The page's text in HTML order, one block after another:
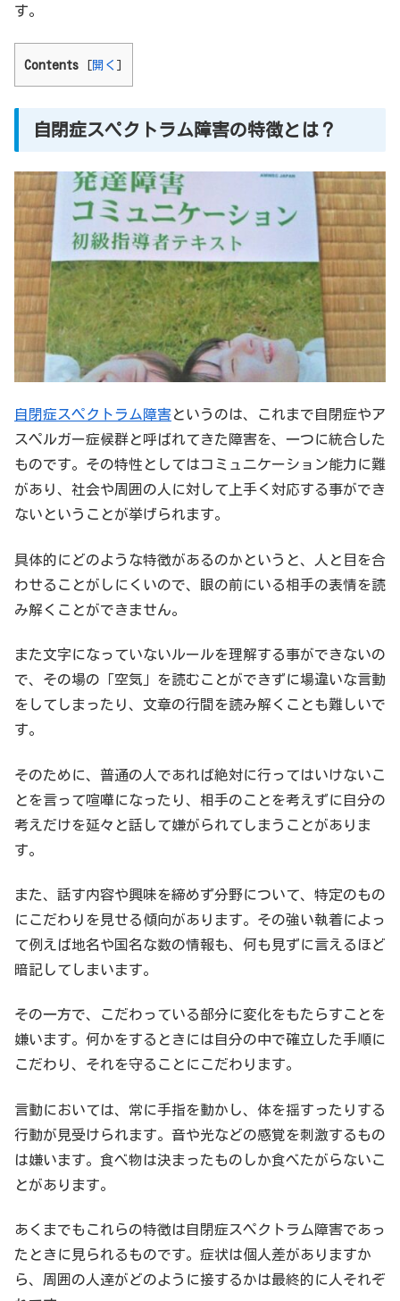
す。
Contents 開く
自閉症スペクトラム障害の特徴とは？
自閉症スペクトラム障害 というのは、これまで自閉症やア
スペルガー症候群と呼ばれてきた障害を、一つに統合した
ものです。その特性としてはコミュニケーション能力に難
があり、社会や周囲の人に対して上手く対応する事ができ
ないということが挙げられます。
具体的にどのような特徴があるのかというと、人と目を合
わせることがしにくいので、眼の前にいる相手の表情を読
み解くことができません。
また文字になっていないルールを理解する事ができないの
で、その場の「空気」を読むことができずに場違いな言動
をしてしまったり、文章の行間を読み解くことも難しいで
す。
そのために、普通の人であれば絶対に行ってはいけないこ
とを言って喧嘩になったり、相手のことを考えずに自分の
考えだけを延々と話して嫌がられてしまうことがありま
す。
また、話す内容や興味を締めず分野について、特定のもの
にこだわりを見せる傾向があります。その強い執着によっ
て例えば地名や国名な数の情報も、何も見ずに言えるほど
暗記してしまいます。
その一方で、こだわっている部分に変化をもたらすことを
嫌います。何かをするときには自分の中で確立した手順に
こだわり、それを守ることにこだわります。
言動においては、常に手指を動かし、体を揺すったりする
行動が見受けられます。音や光などの感覚を刺激するもの
は嫌います。食べ物は決まったものしか食べたがらないこ
とがあります。
あくまでもこれらの特徴は自閉症スペクトラム障害であっ
たときに見られるものです。症状は個人差がありますか
ら、周囲の人達がどのように接するかは最終的に人それぞ